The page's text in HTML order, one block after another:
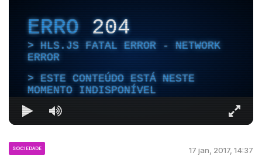
ERRO204
HLS.JS FATAL ERROR - NETWORK
ERROR
ESTE CONTEÚDO ESTÁ NESTE
MOMENTO INDISPONÍVEL
SOCIEDADE 17 jan, 2017, 14:37